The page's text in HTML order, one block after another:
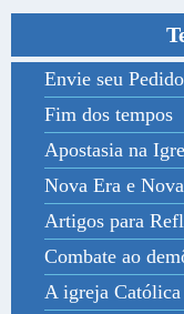
Envie seu
Fim dos tempos
Apostasia na
Nova Era e
Artigos para
Combate ao
A igreja Católica